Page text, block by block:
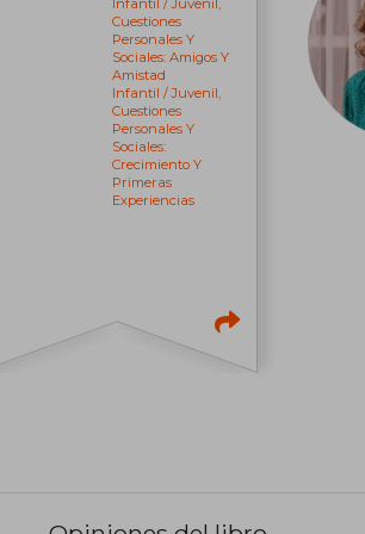
Infantil / Juvenil,
Cuestiones
Personales Y
Sociales: Amigos Y
Amistad
Infantil / Juvenil,
Cuestiones
Personales Y
Sociales:
Crecimiento Y
Primeras
Experiencias